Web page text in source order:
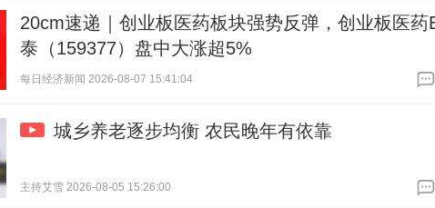
20cm速递｜创业板医药板块强势反弹，创业板医药
泰（159377）盘中大涨超5%
每日经济新闻 2026-08-07 15:41:04
城乡养老逐步均衡 农民晚年有依靠
主持艾雪 2026-08-05 15:26:00